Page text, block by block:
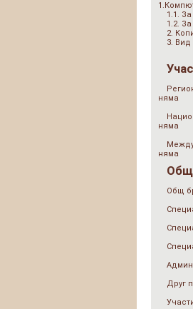
1.1.
1.2.
2.
3.
няма
няма
няма
Общ
Общ
Друг